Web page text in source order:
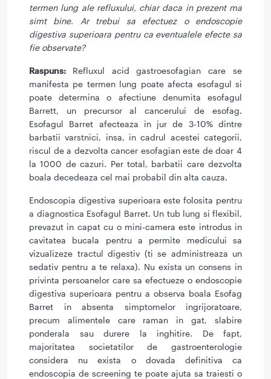
termen lung ale refluxului, chiar daca in prezent ma
simt bine. Ar trebui sa efectuez o endoscopie
digestiva superioara pentru ca eventualele efecte sa
fie observate?
Raspuns: Refluxul acid gastroesofagian care se
manifesta pe termen lung poate afecta esofagul si
poate determina o afectiune denumita esofagul
Barrett, un precursor al cancerului de esofag.
Esofagul Barret afecteaza in jur de 3-10% dintre
barbatii varstnici, insa, in cadrul acestei categorii,
riscul de a dezvolta cancer esofagian este de doar 4
la 1000 de cazuri. Per total, barbatii care dezvolta
boala decedeaza cel mai probabil din alta cauza.
Endoscopia digestiva superioara este folosita pentru
a diagnostica Esofagul Barret. Un tub lung si flexibil,
prevazut in capat cu o mini-camera este introdus in
cavitatea bucala pentru a permite medicului sa
vizualizeze tractul digestiv (ti se administreaza un
sedativ pentru a te relaxa). Nu exista un consens in
privinta persoanelor care sa efectueze o endoscopie
digestiva superioara pentru a observa boala Esofag
Barret in absenta simptomelor ingrijoratoare,
precum alimentele care raman in gat, slabire
ponderala sau durere la inghitire. De fapt,
majoritatea societatilor de gastroenterologie
considera nu exista o dovada definitiva ca
endoscopia de screening te poate ajuta sa traiesti o